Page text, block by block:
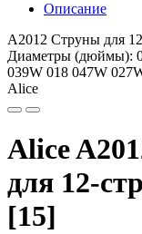
Описание
A2012 Струны для
Диаметры (дюймы):
039W 018 047W
Alice
Alice
для 12-
[15]